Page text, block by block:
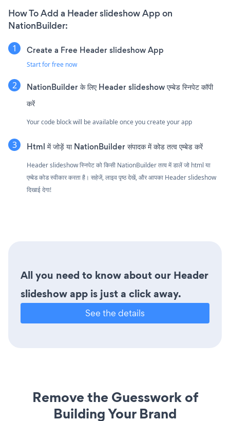
How To Add a Header slideshow App on
NationBuilder:
Create a Free Header slideshow App
Start for free now
NationBuilder के लिए Header slideshow एम्बेड स्निपेट कॉपी
करें
Your code block will be available once you create your app
Html में जोड़ें या NationBuilder संपादक में कोड तत्व एम्बेड करें
Header slideshow स्निपेट को किसी NationBuilder तत्व में डालें जो html या
एम्बेड कोड स्वीकार करता है। सहेजें, लाइव पृष्ठ देखें, और आपका Header slideshow
दिखाई देगा!
All you need to know about our Header
slideshow app is just a click away.
See the details
Remove the Guesswork of
Building Your Brand